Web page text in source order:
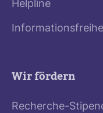
Helpline
Wir fördern
Recherche-